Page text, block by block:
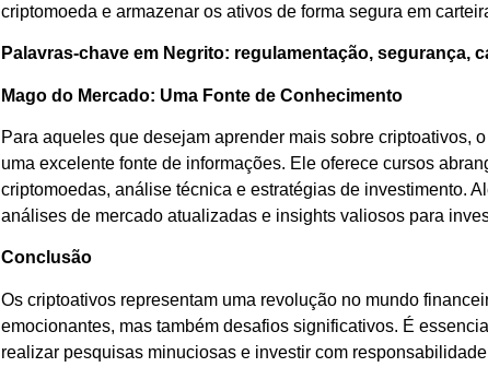
criptomoeda e armazenar os ativos de forma segura em
Palavras-chave em Negrito: regulamentação, segurança,
Mago do Mercado: Uma Fonte de Conhecimento
Para aqueles que desejam aprender mais sobre criptoativos,
uma excelente fonte de informações. Ele oferece cursos
criptomoedas, análise técnica e estratégias de investimento.
análises de mercado atualizadas e insights valiosos para
Conclusão
Os criptoativos representam uma revolução no mundo
emocionantes, mas também desafios significativos. É
realizar pesquisas minuciosas e investir com